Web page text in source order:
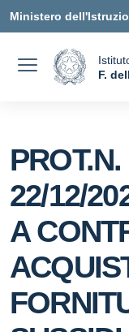
Ministero
F.
22/12/
A